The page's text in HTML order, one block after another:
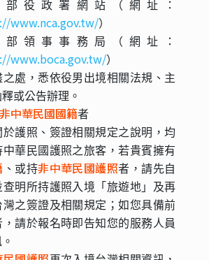
部役政署網站（網址：
www.nca.gov.tw/）
部領事事務局（網址：
www.boca.gov.tw/）
之處，悉依役男出境相關法規、主
或公告辦理。
中華民國國籍者
於護照、簽證相關規定之說明，均
中華民國護照之旅客，若貴賓擁有
、或持非中華民國護照者，請先自
查明所持護照入境「旅遊地」及再
灣之簽證及相關規定；如您具備前
，請於報名時即告知您的服務人員